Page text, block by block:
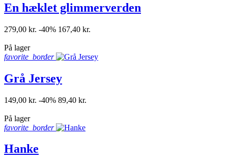
En hæklet glimmerverden
279,00 kr. -40% 167,40 kr.
På lager
favorite_border
Grå Jersey
149,00 kr. -40% 89,40 kr.
På lager
favorite_border
Hanke